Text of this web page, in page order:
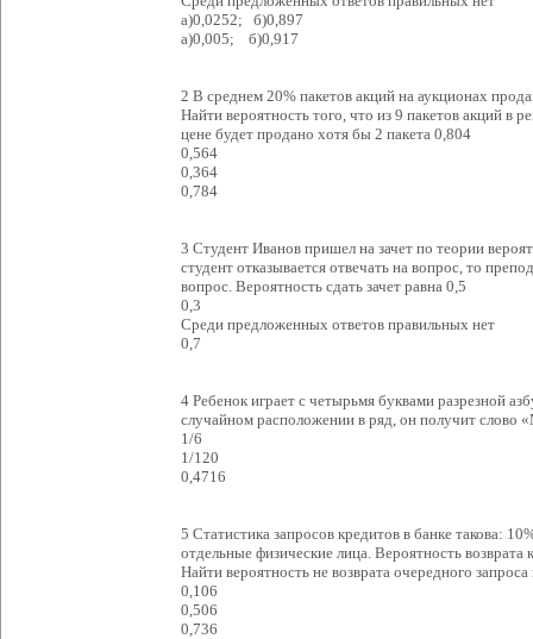
а)0,0252; б)0,897
а)0,005; б)0,917
2 В среднем 20% пакетов акций на аукционах
Найти вероятность того, что из 9 пакетов акций в
цене будет продано хотя бы 2 пакета 0,804
0,564
0,364
0,784
3 Студент Иванов пришел на зачет по теории
студент отказывается отвечать на вопрос, то
вопрос. Вероятность сдать зачет равна 0,5
0,3
Среди предложенных ответов правильных нет
0,7
4 Ребенок играет с четырьмя буквами разрезной
случайном расположении в ряд, он получит
1/6
1/120
0,4716
5 Статистика запросов кредитов в банке такова:
отдельные физические лица. Вероятность
Найти вероятность не возврата очередного
0,106
0,506
0,736